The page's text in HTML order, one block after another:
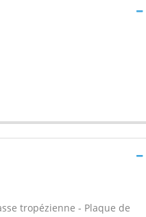
tropézienne - Plaque de